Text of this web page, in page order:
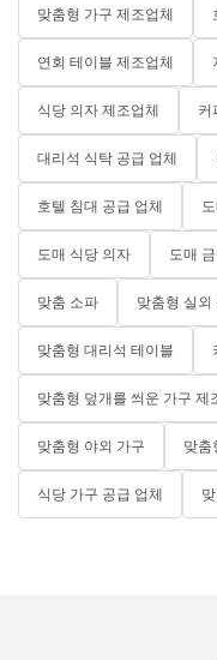
맞춤형 가구 제조업체
연회 테이블 제조업체
식당 의자 제조업체 커
대리석 식탁 공급 업체
호텔 침대 공급 업체
도매 식당 의자 도매
맞춤 소파 맞춤형 실외
맞춤형 대리석 테이블
맞춤형 덮개를 씌운 가구 제
맞춤형 야외 가구 맞춤
식당 가구 공급 업체